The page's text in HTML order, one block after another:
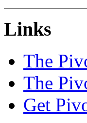
Links
The
The
Get